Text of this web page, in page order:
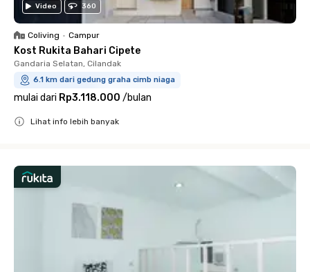
Video 360
Coliving • Campur
Kost Rukita Bahari Cipete
Gandaria Selatan, Cilandak
6.1 km dari gedung graha cimb niaga
mulai dari Rp3.118.000 /bulan
Lihat info lebih banyak